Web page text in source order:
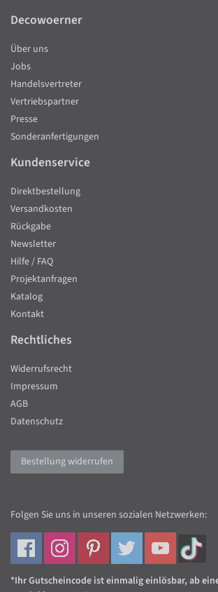
Decowoerner
Über uns
Jobs
Handelsvertreter
Vertriebspartner
Presse
Sonderanfertigungen
Kundenservice
Direktbestellung
Versandkosten
Rückgabe
Newsletter
Hilfe / FAQ
Projektanfragen
Katalog
Kontakt
Rechtliches
Widerrufsrecht
Impressum
AGB
Datenschutz
Bestellung widerrufen
Folgen Sie uns in unseren sozialen Netzwerken:
*Ihr Gutscheincode ist einmalig einlösbar, ab